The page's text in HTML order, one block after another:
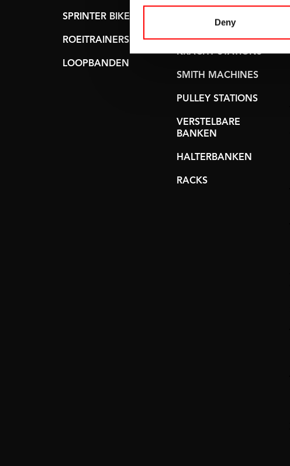
Deny
SPRINTER BIKES
ROEITRAINERS
LOOPBANDEN
LEVERAGE GYMS
VLAKKE BANKEN
KRACHT STATIONS
SMITH MACHINES
PULLEY STATIONS
VERSTELBARE
BANKEN
HALTERBANKEN
RACKS